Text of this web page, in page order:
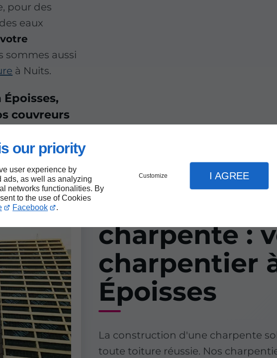
our priority
user experience by
ads, as well as analyzing
networks functionalities. By
to the use of Cookies
Facebook .
Customize I AGREE
pour des
eaux
sommes aussi
à Nuits.
couvreurs
charpente :
charpentier
Époisses
La construction d'une charpente
toute toiture réussie. Nos